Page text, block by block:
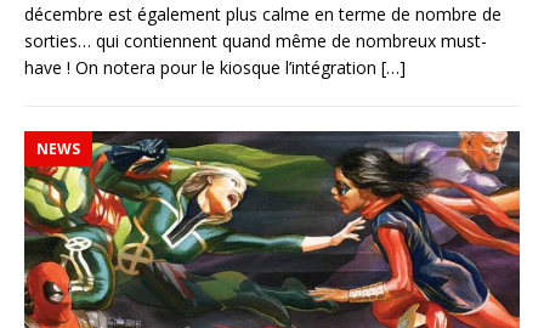
décembre est également plus calme en terme de nombre de
sorties… qui contiennent quand même de nombreux must-
have ! On notera pour le kiosque l’intégration […]
NEWS